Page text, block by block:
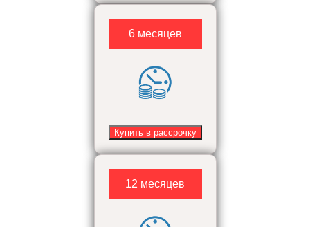
6 месяцев
Купить в рассрочку
12 месяцев